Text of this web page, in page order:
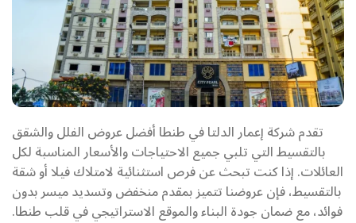
تقدم شركة إعمار الدلتا في طنطا أفضل عروض الفلل والشقق
بالتقسيط التي تلبي جميع الاحتياجات والأسعار المناسبة لكل
العائلات. إذا كنت تبحث عن فرص استثنائية لامتلاك فيلا أو شقة
بالتقسيط، فإن عروضنا تتميز بمقدم منخفض وتسديد ميسر بدون
فوائد، مع ضمان جودة البناء والموقع الاستراتيجي في قلب طنطا.